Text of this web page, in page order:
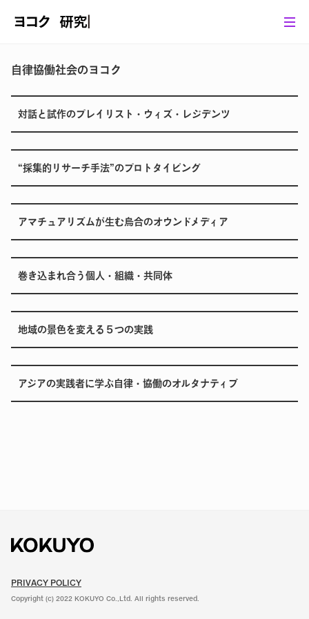
自律協働社会のヨコク
対話と試作のプレイリスト・ウィズ・レジデンツ
“採集的リサーチ手法”のプロトタイピング
アマチュアリズムが生む烏合のオウンドメディア
巻き込まれ合う個人・組織・共同体
地域の景色を変える５つの実践
アジアの実践者に学ぶ自律・協働のオルタナティブ
PRIVACY POLICY
Copyright (c) 2022 KOKUYO Co.,Ltd. All rights reserved.